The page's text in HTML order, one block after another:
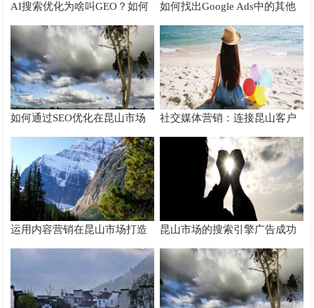
AI搜索优化为啥叫GEO？如何
在AI搜索中获得排名？
如何找出Google Ads中的其他
搜索字词
如何通过SEO优化在昆山市场
脱颖而出
社交媒体营销：连接昆山客户
的桥梁
运用内容营销在昆山市场打造
品牌影响力
昆山市场的搜索引擎广告成功
案例分析